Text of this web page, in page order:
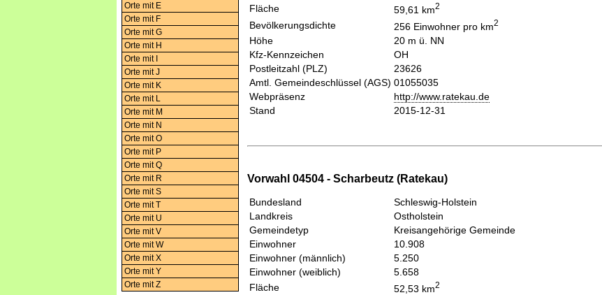
Orte mit E
Orte mit F
Orte mit G
Orte mit H
Orte mit I
Orte mit J
Orte mit K
Orte mit L
Orte mit M
Orte mit N
Orte mit O
Orte mit P
Orte mit Q
Orte mit R
Orte mit S
Orte mit T
Orte mit U
Orte mit V
Orte mit W
Orte mit X
Orte mit Y
Orte mit Z
Fläche
59,61 km2
Bevölkerungsdichte 256 Einwohner pro km2
Höhe
20 m ü. NN
Kfz-Kennzeichen
OH
Postleitzahl (PLZ)
23626
Amtl. Gemeindeschlüssel (AGS) 01055035
Webpräsenz
http://www.ratekau.de
Stand
2015-12-31
Vorwahl 04504 - Scharbeutz (Ratekau)
Bundesland
Schleswig-Holstein
Landkreis
Ostholstein
Gemeindetyp
Kreisangehörige Gemeinde
Einwohner
10.908
Einwohner (männlich)
5.250
Einwohner (weiblich)
5.658
Fläche
52,53 km2